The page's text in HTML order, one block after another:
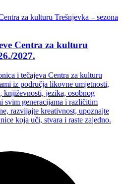
Centra za kulturu
2027.
i tečajeva Centra za kulturu
iz područja likovne umjetnosti,
književnosti, jezika, osobnog
svim generacijama i različitim
razvijajte kreativnost, upoznajte
koja uči, stvara i raste zajedno.